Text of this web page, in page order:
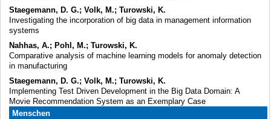
Staegemann, D. G.; Volk, M.; Turowski, K.
Investigating the incorporation of big data in management information
systems
Nahhas, A.; Pohl, M.; Turowski, K.
Comparative analysis of machine learning models for anomaly detection
in manufacturing
Staegemann, D. G.; Volk, M.; Turowski, K.
Implementing Test Driven Development in the Big Data Domain: A
Movie Recommendation System as an Exemplary Case
Menschen